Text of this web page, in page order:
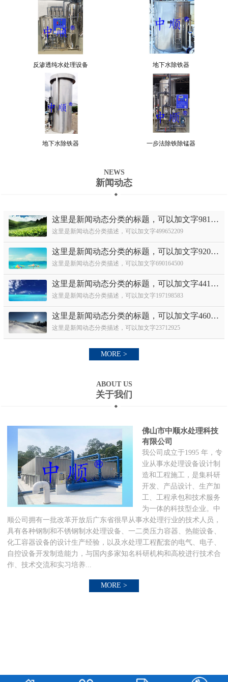
反渗透纯水处理设备 地下水除铁器
地下水除铁器 一步法除铁除锰器
NEWS
新闻动态
这里是新闻动态分类的标题，可以加文字981447090
这里是新闻动态分类描述，可以加文字499652209
这里是新闻动态分类的标题，可以加文字920631282
这里是新闻动态分类描述，可以加文字690164500
这里是新闻动态分类的标题，可以加文字441886460
这里是新闻动态分类描述，可以加文字197198583
这里是新闻动态分类的标题，可以加文字460362448
这里是新闻动态分类描述，可以加文字23712925
MORE >
ABOUT US
关于我们
佛山市中顺水处理科技
有限公司
我公司成立于1995 年，专
业从事水处理设备设计制
造和工程施工，是集科研
开发、产品设计、生产加
工、工程承包和技术服务
为一体的科技型企业。中
顺公司拥有一批改革开放后广东省很早从事水处理行业的技术人员，
具有各种钢制和不锈钢制水处理设备、一二类压力容器、热能设备、
化工容器设备的设计生产经验，以及水处理工程配套的电气、电子、
自控设备开发制造能力，与国内多家知名科研机构和高校进行技术合
作、技术交流和实习培养...
MORE >